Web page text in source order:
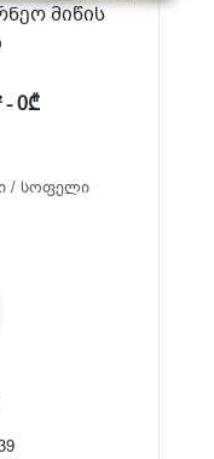
მიწის
- 0₾
/ სოფელი